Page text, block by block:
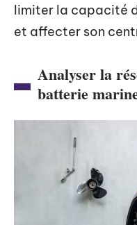
limiter la capacité
et affecter son
Analyser la
batterie